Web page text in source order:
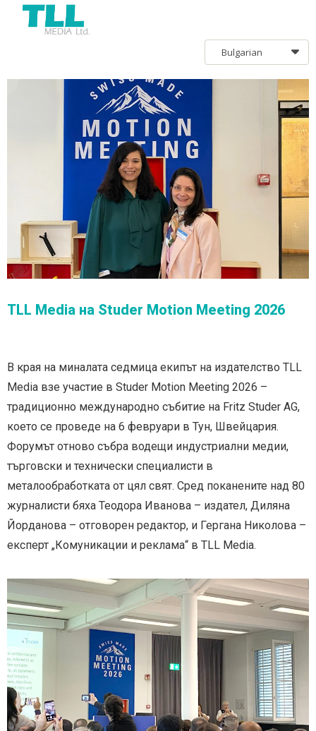
Bulgarian
TLL Media на Studer Motion Meeting 2026
В края на миналата седмица екипът на издателство TLL
Media взе участие в Studer Motion Meeting 2026 –
традиционно международно събитие на Fritz Studer AG,
което се проведе на 6 февруари в Тун, Швейцария.
Форумът отново събра водещи индустриални медии,
търговски и технически специалисти в
металообработката от цял свят. Сред поканените над 80
журналисти бяха Теодора Иванова – издател, Диляна
Йорданова – отговорен редактор, и Гергана Николова –
експерт „Комуникации и реклама“ в TLL Media.